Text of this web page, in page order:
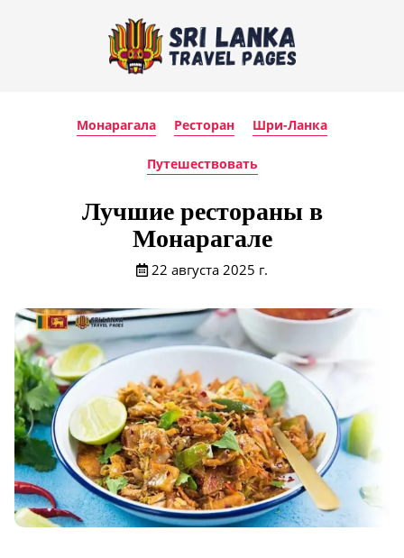
Монарагала Ресторан Шри-Ланка
Путешествовать
Лучшие рестораны в
Монарагале
22 августа 2025 г.